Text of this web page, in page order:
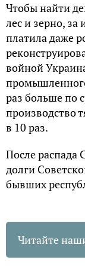
Чтобы найти
лес и зерно,
платила даже
войной
раз больше по
производство
в 10 раз.
После распада
долги
бывших
Читайте